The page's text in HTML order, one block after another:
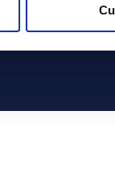
| Directora